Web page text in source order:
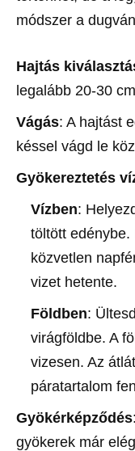
módszer a
Hajtás
legalább 20-30
Vágás: A hajtást
késsel vágd le
Gyökereztetés
Vízben:
töltött
közvetlen
vizet hetente.
Földben:
virágföldbe. A
vizesen. Az
páratartalom
Gyökérképződés
gyökerek már